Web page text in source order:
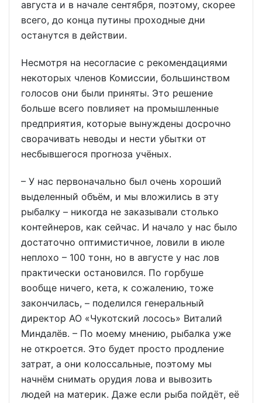
августа и в начале сентября, поэтому, скорее
всего, до конца путины проходные дни
останутся в действии.
Несмотря на несогласие с рекомендациями
некоторых членов Комиссии, большинством
голосов они были приняты. Это решение
больше всего повлияет на промышленные
предприятия, которые вынуждены досрочно
сворачивать неводы и нести убытки от
несбывшегося прогноза учёных.
– У нас первоначально был очень хороший
выделенный объём, и мы вложились в эту
рыбалку – никогда не заказывали столько
контейнеров, как сейчас. И начало у нас было
достаточно оптимистичное, ловили в июле
неплохо – 100 тонн, но в августе у нас лов
практически остановился. По горбуше
вообще ничего, кета, к сожалению, тоже
закончилась, – поделился генеральный
директор АО «Чукотский лосось» Виталий
Миндалёв. – По моему мнению, рыбалка уже
не откроется. Это будет просто продление
затрат, а они колоссальные, поэтому мы
начнём снимать орудия лова и вывозить
людей на материк. Даже если рыба пойдёт, её